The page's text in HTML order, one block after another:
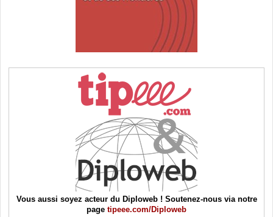
Vous aussi soyez acteur du Diploweb ! Soutenez-nous via notre
page tipeee.com/Diploweb